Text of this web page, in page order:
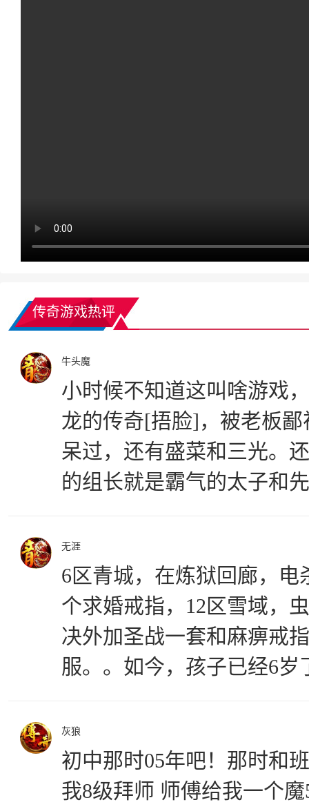
传奇游戏热评
牛头魔
小时候不知道这叫啥游戏
龙的传奇[捂脸]，被老板
呆过，还有盛菜和三光。
的组长就是霸气的太子和
无涯
6区青城，在炼狱回廊，
个求婚戒指，12区雪域，
决外加圣战一套和麻痹戒
服。。如今，孩子已经6岁
灰狼
初中那时05年吧！那时和
我8级拜师 师傅给我一个